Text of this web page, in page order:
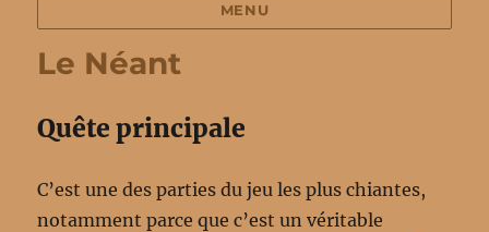
MENU
Le Néant
Quête principale
C’est une des parties du jeu les plus chiantes,
notamment parce que c’est un véritable